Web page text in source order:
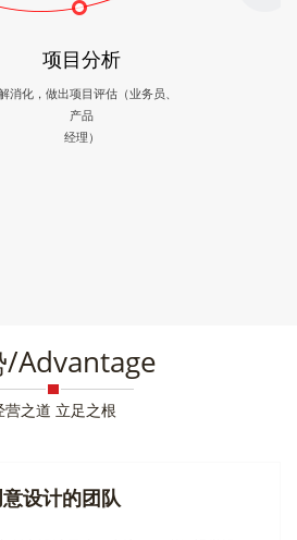
项目分析
消化，做出项目评估（业务员、
产品
经理）
/Advantage
营之道 立足之根
设计的团队